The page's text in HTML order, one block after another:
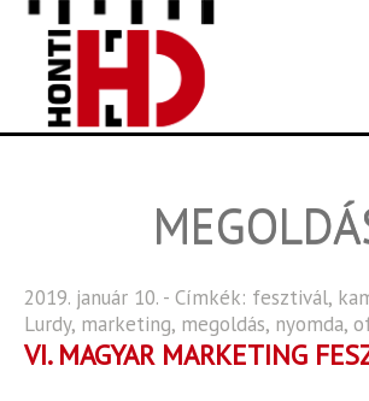
2019. január 10. - Címkék: fesztivál,
Lurdy, marketing, megoldás, nyomda,
VI. MAGYAR MARKETING